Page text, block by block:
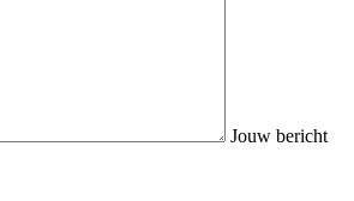
Jouw bericht